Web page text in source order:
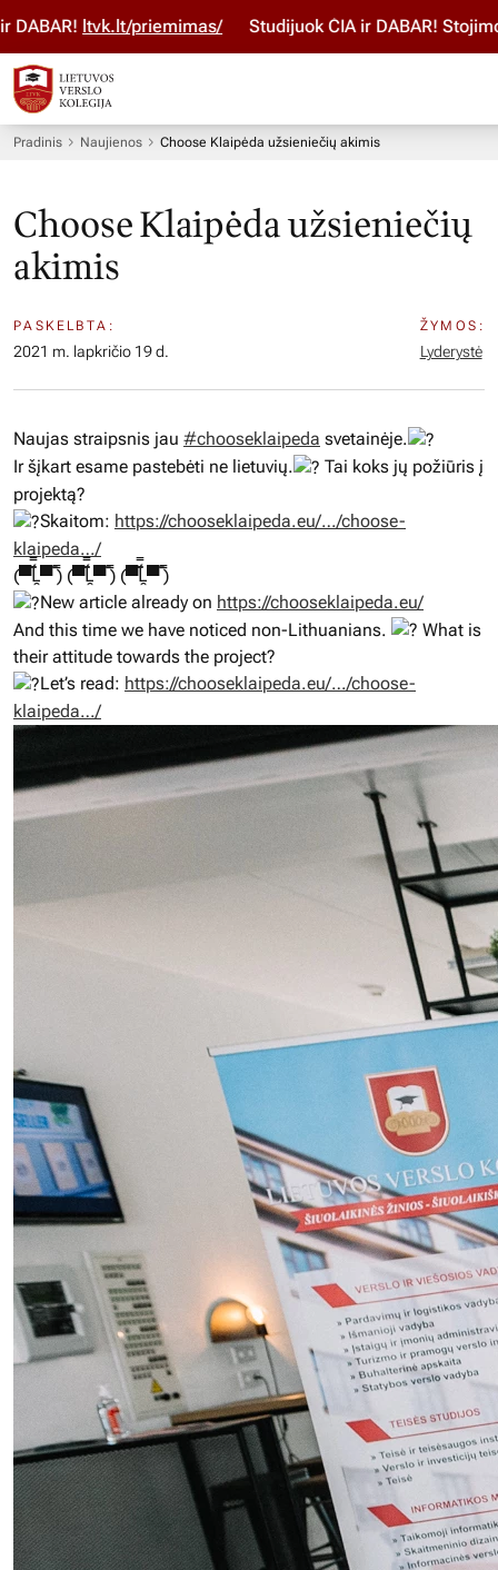
priemimas/ Studijuok ČIA ir DABAR! Stojimo paraišką
Pradinis Naujienos Choose Klaipėda užsieniečių akimis
Choose Klaipėda užsieniečių
akimis
PASKELBTA:
2021 m. lapkričio 19 d.
ŽYMOS:
Lyderystė
Naujas straipsnis jau #chooseklaipeda svetainėje.
Ir šįkart esame pastebėti ne lietuvių.
Tai koks jų požiūris į
projektą?
Skaitom: https://chooseklaipeda.eu/…/choose-
klaipeda…/
(▀̿̿Ĺ̯̿▀̿ ̿) (▀̿̿Ĺ̯̿▀̿ ̿) (▀̿̿Ĺ̯̿▀̿ ̿)
New article already on https://chooseklaipeda.eu/
And this time we have noticed non-Lithuanians.
What is
their attitude towards the project?
Let’s read: https://chooseklaipeda.eu/…/choose-
klaipeda…/